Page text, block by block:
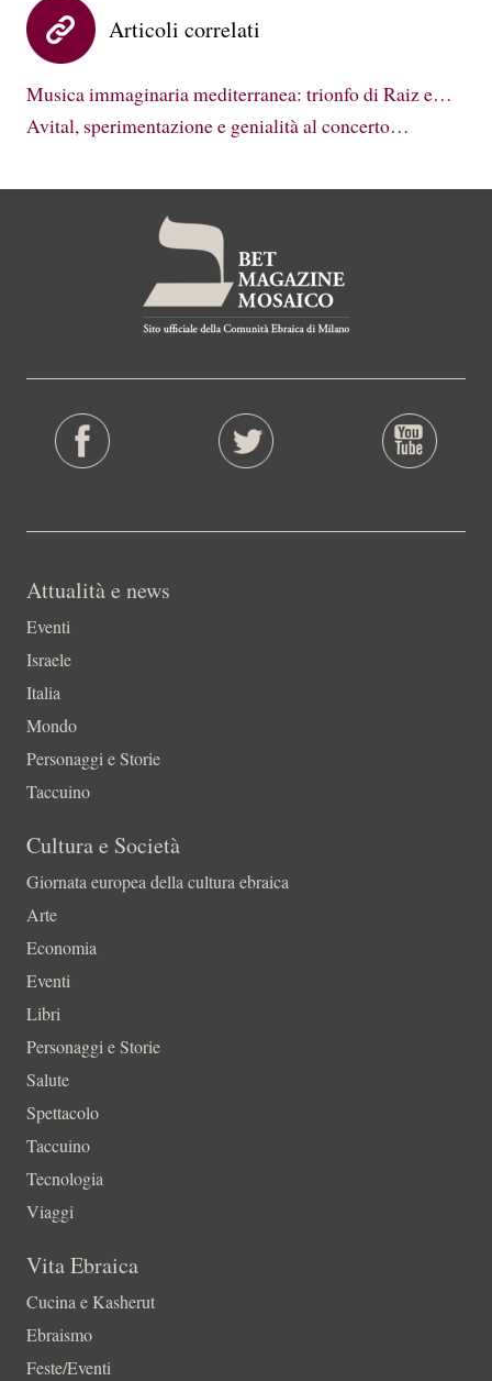
Articoli correlati
Musica immaginaria mediterranea: trionfo di Raiz e…
Avital, sperimentazione e genialità al concerto…
Attualità e news
Eventi
Israele
Italia
Mondo
Personaggi e Storie
Taccuino
Cultura e Società
Giornata europea della cultura ebraica
Arte
Economia
Eventi
Libri
Personaggi e Storie
Salute
Spettacolo
Taccuino
Tecnologia
Viaggi
Vita Ebraica
Cucina e Kasherut
Ebraismo
Feste/Eventi